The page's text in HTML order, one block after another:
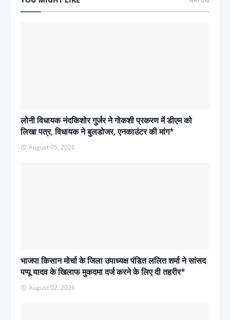
लोनी विधायक नंदकिशोर गुर्जर ने गोकशी प्रकरण में डीएम को
लिखा पत्र, विधायक ने बुलडोजर, एनकाउंटर की मांग*
August 05, 2026
भाजपा किसान मोर्चा के जिला उपाध्यक्ष पंडित ललित शर्मा ने सांसद
पप्पू यादव के खिलाफ मुकदमा दर्ज करने के लिए दी तहरीर*
August 02, 2026